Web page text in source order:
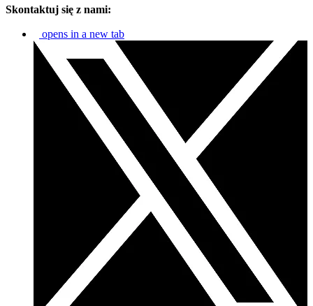
Skontaktuj się z nami:
opens in a new tab